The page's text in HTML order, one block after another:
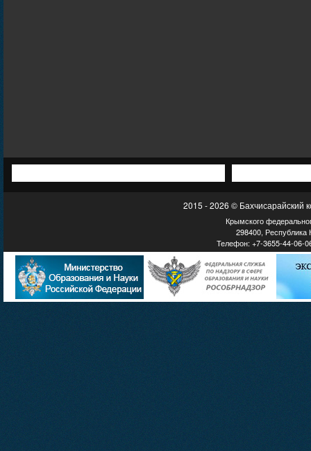
2015 - 2026 © Бахчисарайский
Крымского
298400, Республика
Телефон: +7-3655-44-06-